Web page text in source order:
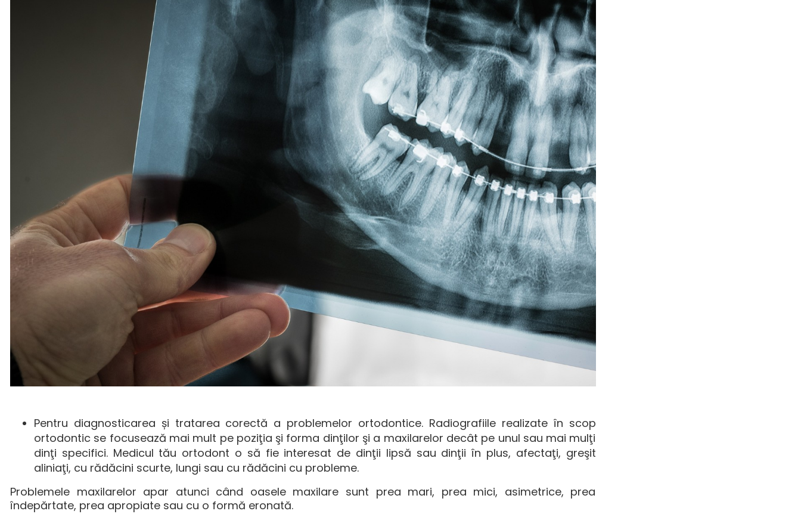
Pentru diagnosticarea și tratarea corectă a problemelor ortodontice. Radiografiile realizate în scop
ortodontic se focusează mai mult pe poziţia şi forma dinţilor şi a maxilarelor decât pe unul sau mai mulţi
dinţi specifici. Medicul tău ortodont o să fie interesat de dinţii lipsă sau dinţii în plus, afectaţi, greşit
aliniaţi, cu rădăcini scurte, lungi sau cu rădăcini cu probleme.
Problemele maxilarelor apar atunci când oasele maxilare sunt prea mari, prea mici, asimetrice, prea
îndepărtate, prea apropiate sau cu o formă eronată.